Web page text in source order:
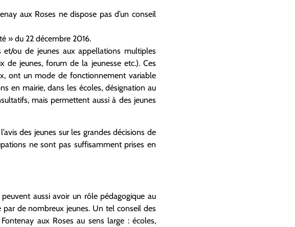
aux Roses ne dispose pas d’un conseil
» du 22 décembre 2016.
ou de jeunes aux appellations multiples
de jeunes, forum de la jeunesse etc.). Ces
ont un mode de fonctionnement variable
en mairie, dans les écoles, désignation au
mais permettent aussi à des jeunes
des jeunes sur les grandes décisions de
ne sont pas suffisamment prises en
aussi avoir un rôle pédagogique au
de nombreux jeunes. Un tel conseil des
aux Roses au sens large : écoles,